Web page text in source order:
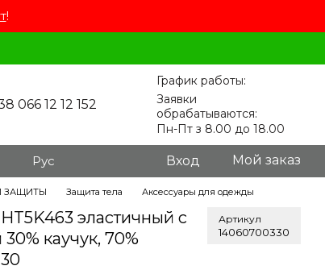
!
066 12 12 152
График работы:
Заявки
обрабатываются:
Пн-Пт з 8.00 до 18.00
Рус Вход Мой заказ
ЗАЩИТЫ Защита тела Аксессуары для одежды
эластичный с
каучук, 70%
Артикул
14060700330